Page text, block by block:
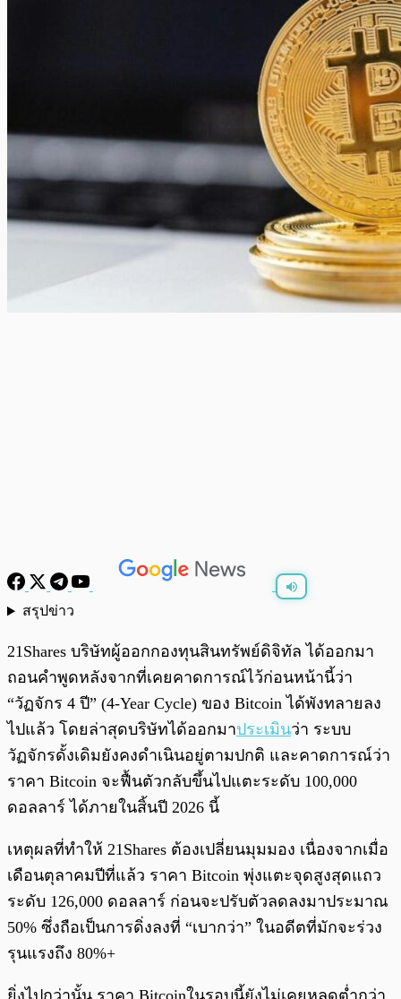
สรุปข่าว
21Shares บริษัทผู้ออกกองทุนสินทรัพย์ดิจิทัล ได้ออกมา
ถอนคำพูดหลังจากที่เคยคาดการณ์ไว้ก่อนหน้านี้ว่า
“วัฏจักร 4 ปี” (4-Year Cycle) ของ Bitcoin ได้พังทลายลง
ไปแล้ว โดยล่าสุดบริษัทได้ออกมาประเมินว่า ระบบ
วัฏจักรดั้งเดิมยังคงดำเนินอยู่ตามปกติ และคาดการณ์ว่า
ราคา Bitcoin จะฟื้นตัวกลับขึ้นไปแตะระดับ 100,000
ดอลลาร์ ได้ภายในสิ้นปี 2026 นี้
เหตุผลที่ทำให้ 21Shares ต้องเปลี่ยนมุมมอง เนื่องจากเมื่อ
เดือนตุลาคมปีที่แล้ว ราคา Bitcoin พุ่งแตะจุดสูงสุดแถว
ระดับ 126,000 ดอลลาร์ ก่อนจะปรับตัวลดลงมาประมาณ
50% ซึ่งถือเป็นการดิ่งลงที่ “เบากว่า” ในอดีตที่มักจะร่วง
รุนแรงถึง 80%+